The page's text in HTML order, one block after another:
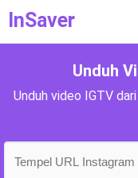
InSaver
Unduh
Unduh video IGTV